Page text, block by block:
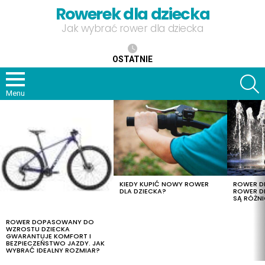
Rowerek dla dziecka
Jak wybrać rower dla dziecka
OSTATNIE
Menu
ROWER DOPASOWANY DO
WZROSTU DZIECKA
GWARANTUJE KOMFORT I
BEZPIECZEŃSTWO JAZDY. JAK
WYBRAĆ IDEALNY ROZMIAR?
KIEDY KUPIĆ NOWY ROWER
DLA DZIECKA?
ROWER
ROWER
SĄ